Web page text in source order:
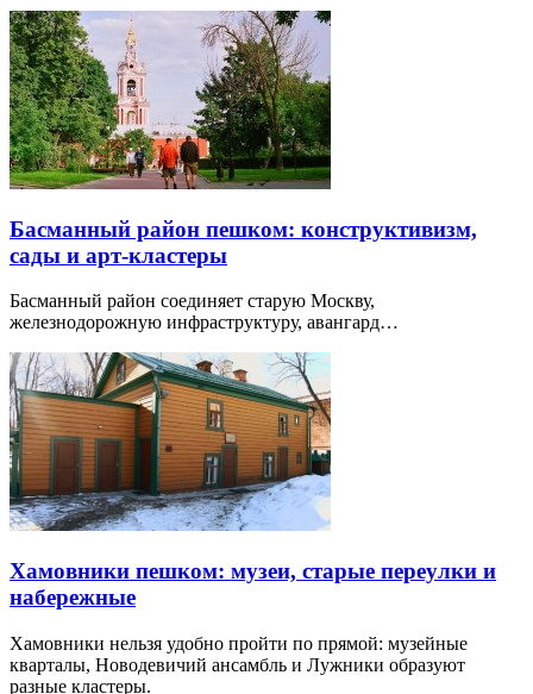
Басманный район пешком: конструктивизм,
сады и арт-кластеры
Басманный район соединяет старую Москву,
железнодорожную инфраструктуру, авангард…
Хамовники пешком: музеи, старые переулки и
набережные
Хамовники нельзя удобно пройти по прямой: музейные
кварталы, Новодевичий ансамбль и Лужники образуют
разные кластеры.